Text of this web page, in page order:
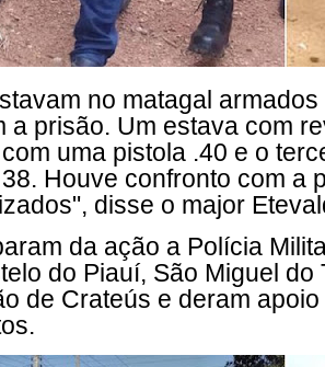
no matagal
a prisão. Um estava com
uma pistola .40 e o
Houve confronto com a
disse o major
da ação a Polícia
do Piauí, São Miguel do
de Crateús e deram